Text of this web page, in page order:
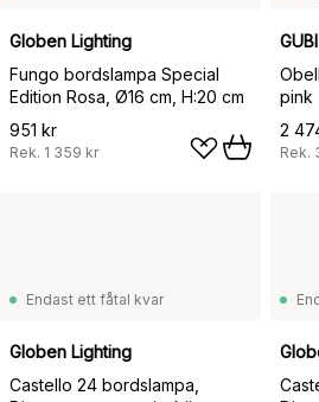
Globen Lighting
Fungo bordslampa Special
Edition Rosa, Ø16 cm, H:20 cm
951 kr
Rek. 1 359 kr
GUBI
pink
2
Rek.
Endast ett fåtal kvar
Globen Lighting
Castello 24 bordslampa,